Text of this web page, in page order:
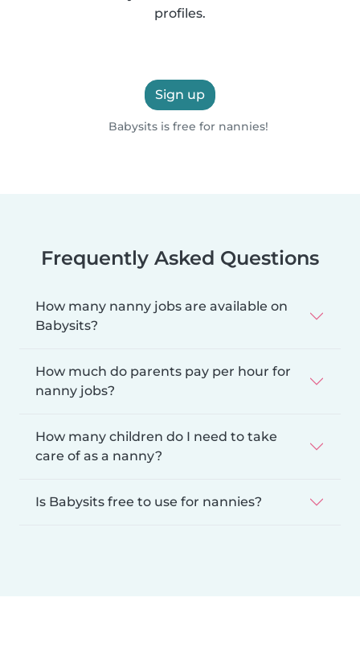
profiles.
Sign up
Babysits is free for nannies!
Frequently Asked Questions
How many nanny jobs are available on
Babysits?
How much do parents pay per hour for
nanny jobs?
How many children do I need to take
care of as a nanny?
Is Babysits free to use for nannies?